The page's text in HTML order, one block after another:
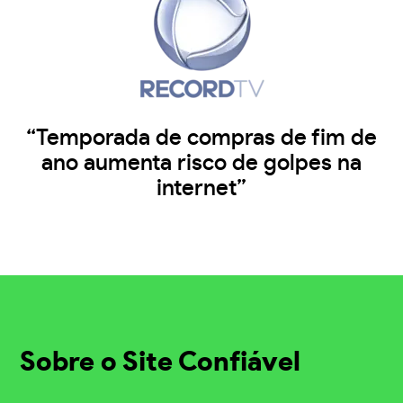
“Temporada de compras de fim de
ano aumenta risco de golpes na
internet”
Sobre o Site Confiável